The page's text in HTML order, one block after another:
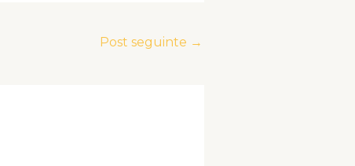
Post seguinte →